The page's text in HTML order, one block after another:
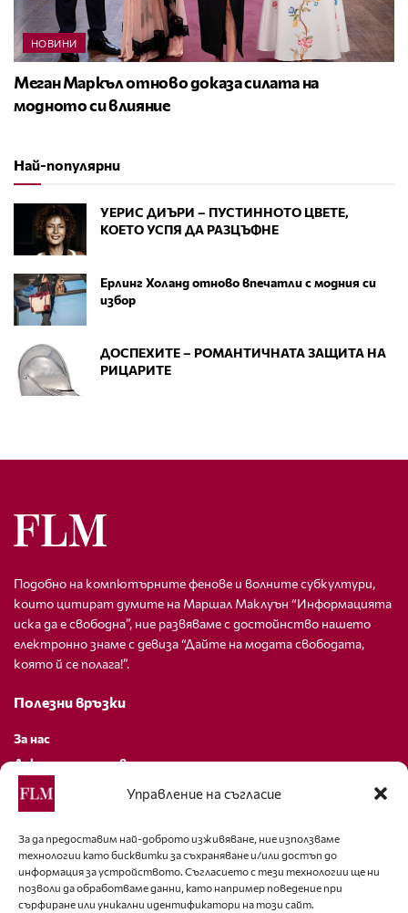
Управление на съгласие
За да предоставим най-доброто изживяване, ние използваме
технологии като бисквитки за съхраняване и/или достъп до
информация за устройството. Съгласието с тези технологии ще ни
позволи да обработваме данни, като например поведение при
сърфиране или уникални идентификатори на този сайт.
НОВИНИ
Меган Маркъл отново доказа силата на
модното си влияние
Най-популярни
УЕРИС ДИЪРИ – ПУСТИННОТО ЦВЕТЕ,
КОЕТО УСПЯ ДА РАЗЦЪФНЕ
Ерлинг Холанд отново впечатли с модния си
избор
ДОСПЕХИТЕ – РОМАНТИЧНАТА ЗАЩИТА НА
РИЦАРИТЕ
Подобно на компютърните фенове и волните субкултури,
които цитират думите на Маршал Маклуън “Информацията
иска да е свободна”, ние развяваме с достойнство нашето
електронно знаме с девиза “Дайте на модата свободата,
която й се полага!”.
Полезни връзки
За нас
Декларация за поверителност
Политика за бисквитки
За контакти
editor@fashion-lifestyle.net
+359 88 227 33 47